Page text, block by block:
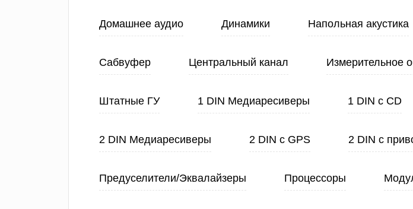
Домашнее аудио Динамики Напольная акустика
Сабвуфер Центральный канал Измерительное
Штатные ГУ 1 DIN Медиаресиверы 1 DIN с CD
2 DIN Медиаресиверы 2 DIN с GPS 2 DIN с
Предуселители/Эквалайзеры Процессоры